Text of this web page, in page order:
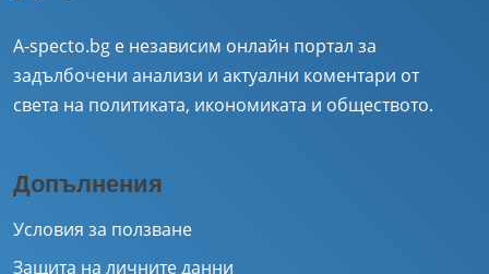
A-specto.bg е независим онлайн портал за
задълбочени анализи и актуални коментари от
света на политиката, икономиката и обществото.
Допълнения
Условия за ползване
Защита на личните данни